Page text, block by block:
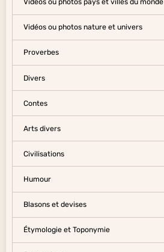
Vidéos ou photos pays et villes du monde
Vidéos ou photos nature et univers
Proverbes
Divers
Contes
Arts divers
Civilisations
Humour
Blasons et devises
Étymologie et Toponymie